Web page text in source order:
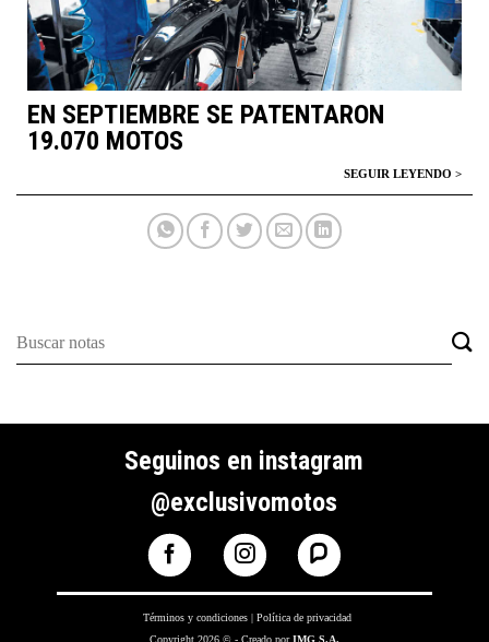
EN SEPTIEMBRE SE PATENTARON
19.070 MOTOS
Seguinos en instagram
@exclusivomotos
Términos y condiciones |Política de privacidad